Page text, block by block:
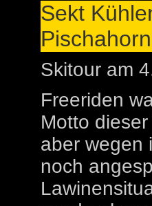
Sekt
Pischahorn
Skitour am
Freeriden
Motto dieser
aber wegen
noch